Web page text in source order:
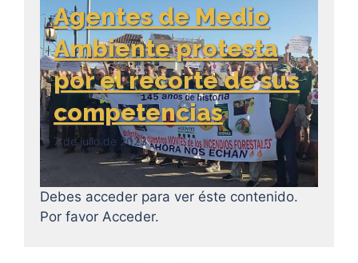
Agentes de Medio
Ambiente protesta
por el recorte de sus
competencias
7 de julio de 2023
Debes acceder para ver éste contenido.
Por favor Acceder.